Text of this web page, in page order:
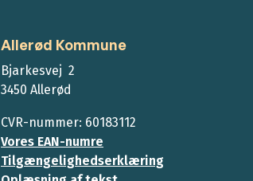
Allerød Kommune
Bjarkesvej 2
3450 Allerød
CVR-nummer: 60183112
Vores EAN-numre
Tilgængelighedserklæring